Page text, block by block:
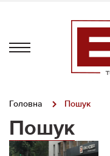
Головна Пошук
Пошук